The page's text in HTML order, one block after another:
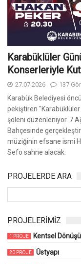
Karabüklüler
Konserleriyle
27.07.2026 137
Karabük Belediyesi
pekiştiren
şöleni düzenleniyor. 7
Bahçesinde
müziğinin efsane ismi
Sefo sahne alacak.
PROJELERDE ARA
PROJELERİMİZ
1 PROJE Kentsel
20 PROJE Üstyapı